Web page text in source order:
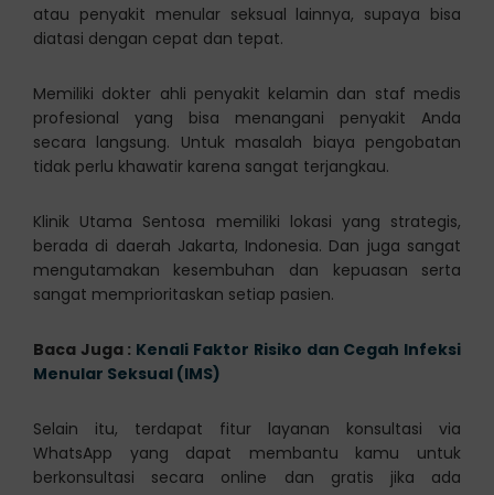
atau penyakit menular seksual lainnya, supaya bisa
diatasi dengan cepat dan tepat.
Memiliki dokter ahli penyakit kelamin dan staf medis
profesional yang bisa menangani penyakit Anda
secara langsung. Untuk masalah biaya pengobatan
tidak perlu khawatir karena sangat terjangkau.
Klinik Utama Sentosa memiliki lokasi yang strategis,
berada di daerah Jakarta, Indonesia. Dan juga sangat
mengutamakan kesembuhan dan kepuasan serta
sangat memprioritaskan setiap pasien.
Baca Juga : Kenali Faktor Risiko dan Cegah Infeksi
Menular Seksual (IMS)
Selain itu, terdapat fitur layanan konsultasi via
WhatsApp yang dapat membantu kamu untuk
berkonsultasi secara online dan gratis jika ada